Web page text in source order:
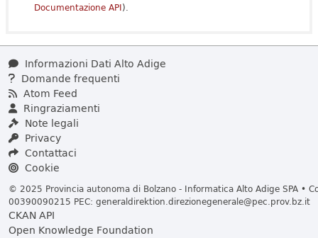
Documentazione API).
Informazioni Dati Alto Adige
Domande frequenti
Atom Feed
Ringraziamenti
Note legali
Privacy
Contattaci
Cookie
© 2025 Provincia autonoma di Bolzano - Informatica Alto Adige SPA •
00390090215 PEC: generaldirektion.direzionegenerale@pec.prov.bz.it
CKAN API
Open Knowledge Foundation